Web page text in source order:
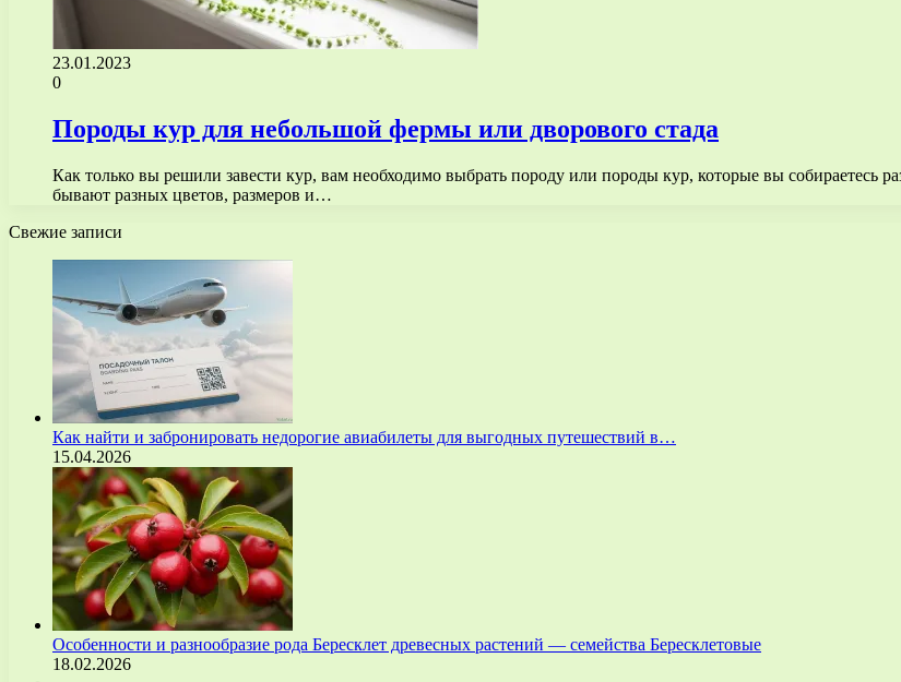
23.01.2023
0
Породы кур для небольшой фермы или дворового стада
Как только вы решили завести кур, вам необходимо выбрать породу или породы кур, которые вы собираетесь
бывают разных цветов, размеров и…
Свежие записи
Как найти и забронировать недорогие авиабилеты для выгодных путешествий в…
15.04.2026
Особенности и разнообразие рода Бересклет древесных растений — семейства Бересклетовые
18.02.2026